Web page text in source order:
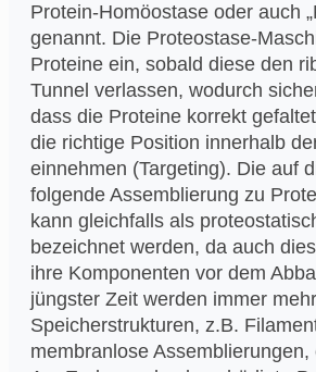
Protein-Homöostase oder auch
genannt. Die Proteostase-
Proteine ein, sobald diese den
Tunnel verlassen, wodurch
dass die Proteine korrekt
die richtige Position innerhalb
einnehmen (Targeting). Die auf
folgende Assemblierung zu
kann gleichfalls als
bezeichnet werden, da auch
ihre Komponenten vor dem
jüngster Zeit werden immer
Speicherstrukturen, z.B.
membranlose